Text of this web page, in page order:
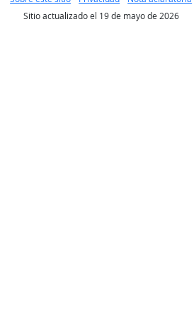
Sitio actualizado el 19 de mayo de 2026